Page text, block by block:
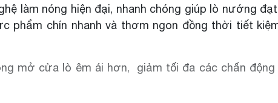
làm nóng hiện đại, nhanh chóng giúp lò nướng
phẩm chín nhanh và thơm ngon đồng thời tiết
mở cửa lò êm ái hơn, giảm tối đa các chấn động